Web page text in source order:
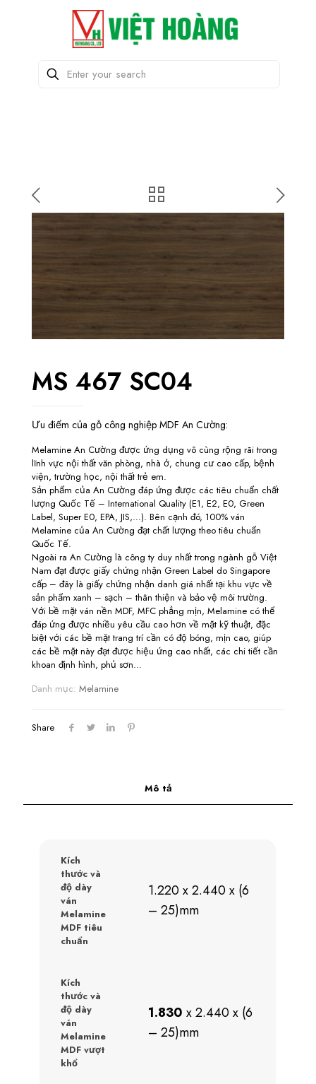
MS 467 SC04
Ưu điểm của gỗ công nghiệp MDF An Cường:
Melamine An Cường được ứng dụng vô cùng rộng rãi trong
lĩnh vực nội thất văn phòng, nhà ở, chung cư cao cấp, bệnh
viện, trường học, nội thất trẻ em.
Sản phẩm của An Cường đáp ứng được các tiêu chuẩn chất
lượng Quốc Tế – International Quality (E1, E2, E0, Green
Label, Super E0, EPA, JIS,…). Bên cạnh đó, 100% ván
Melamine của An Cường đạt chất lượng theo tiêu chuẩn
Quốc Tế.
Ngoài ra An Cường là công ty duy nhất trong ngành gỗ Việt
Nam đạt được giấy chứng nhận Green Label do Singapore
cấp – đây là giấy chứng nhận danh giá nhất tại khu vực về
sản phẩm xanh – sạch – thân thiện và bảo vệ môi trường.
Với bề mặt ván nền MDF, MFC phẳng mịn, Melamine có thể
đáp ứng được nhiều yêu cầu cao hơn về mặt kỹ thuật, đặc
biệt với các bề mặt trang trí cần có độ bóng, mịn cao, giúp
các bề mặt này đạt được hiệu ứng cao nhất, các chi tiết cần
khoan định hình, phủ sơn…
Danh mục: Melamine
Share
Mô tả
Kích
thước và
độ dày
ván
Melamine
MDF tiêu
chuẩn
1.220 x 2.440 x (6
– 25)mm
Kích
thước và
độ dày
ván
Melamine
MDF vượt
khổ
1.830 x 2.440 x (6
– 25)mm